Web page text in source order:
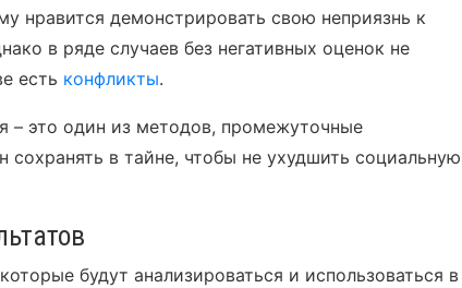
нравится демонстрировать свою неприязнь к
в ряде случаев без негативных оценок не
есть конфликты.
– это один из методов, промежуточные
сохранять в тайне, чтобы не ухудшить социальную
будут анализироваться и использоваться в